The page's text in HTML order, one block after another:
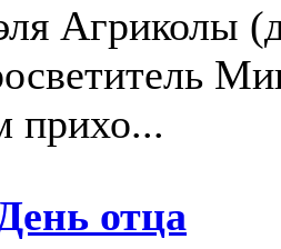
Агриколы
прихо...
отца